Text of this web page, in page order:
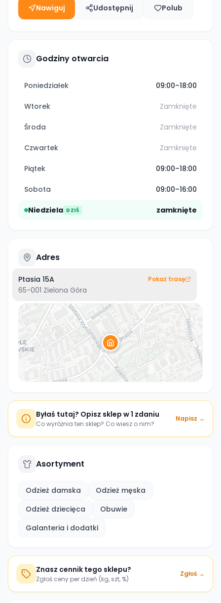
Nawiguj Udostępnij Polub
Godziny otwarcia
Poniedziałek 09:00–18:00
Wtorek Zamknięte
Środa Zamknięte
Czwartek Zamknięte
Piątek 09:00–18:00
Sobota 09:00–16:00
Niedziela DZIŚ zamknięte
Adres
Ptasia 15A
65-001 Zielona Góra
Pokaż trasę
Byłaś tutaj? Opisz sklep w 1 zdaniu
Co wyróżnia ten sklep? Co wiesz o nim?
Napisz →
Asortyment
Odzież damska
Odzież męska
Odzież dziecięca
Obuwie
Galanteria i dodatki
Znasz cennik tego sklepu?
Zgłoś ceny per dzień (kg, szt, %)
Zgłoś →